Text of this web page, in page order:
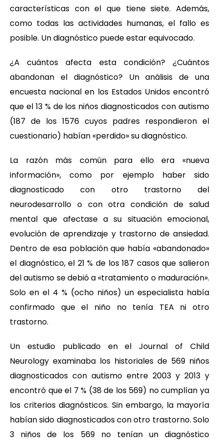
características con el que tiene siete. Además,
como todas las actividades humanas, el fallo es
posible. Un diagnóstico puede estar equivocado.
¿A cuántos afecta esta condición? ¿Cuántos
abandonan el diagnóstico? Un análisis de una
encuesta nacional en los Estados Unidos encontró
que el 13 % de los niños diagnosticados con autismo
(187 de los 1576 cuyos padres respondieron el
cuestionario) habían «perdido» su diagnóstico.
La razón más común para ello era «nueva
información», como por ejemplo haber sido
diagnosticado con otro trastorno del
neurodesarrollo o con otra condición de salud
mental que afectase a su situación emocional,
evolución de aprendizaje y trastorno de ansiedad.
Dentro de esa población que había «abandonado»
el diagnóstico, el 21 % de los 187 casos que salieron
del autismo se debió a «tratamiento o maduración».
Solo en el 4 % (ocho niños) un especialista había
confirmado que el niño no tenía TEA ni otro
trastorno.
Un estudio publicado en el Journal of Child
Neurology examinaba los historiales de 569 niños
diagnosticados con autismo entre 2003 y 2013 y
encontró que el 7 % (38 de los 569) no cumplían ya
los criterios diagnósticos. Sin embargo, la mayoría
habían sido diagnosticados con otro trastorno. Solo
3 niños de los 569 no tenían un diagnóstico